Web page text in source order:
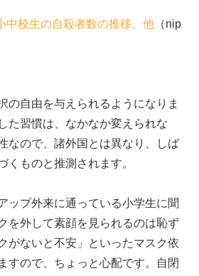
中校生の自殺者数の推移、他 （nip
の自由を与えられるようになりま
た習慣は、なかなか変えられな
なので、諸外国とは異なり、しば
くものと推測されます。
ップ外来に通っている小学生に聞
を外して素顔を見られるのは恥ず
がないと不安」といったマスク依
すので、ちょっと心配です。自閉